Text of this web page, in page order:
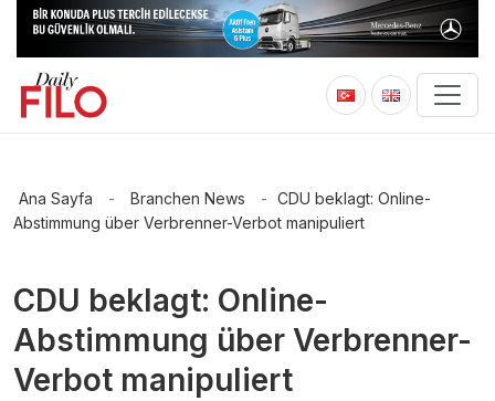
Ana Sayfa - Branchen News - CDU beklagt: Online-
Abstimmung über Verbrenner-Verbot manipuliert
CDU beklagt: Online-
Abstimmung über Verbrenner-
Verbot manipuliert